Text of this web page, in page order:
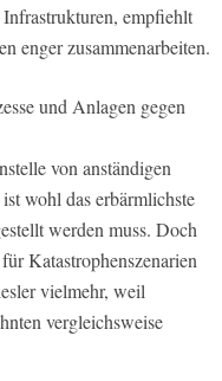
empfiehlt
enger zusammenarbeiten.
und Anlagen gegen
von anständigen
wohl das erbärmlichste
werden muss. Doch
Katastrophenszenarien
vielmehr, weil
vergleichsweise